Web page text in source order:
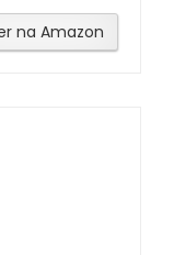
na Amazon